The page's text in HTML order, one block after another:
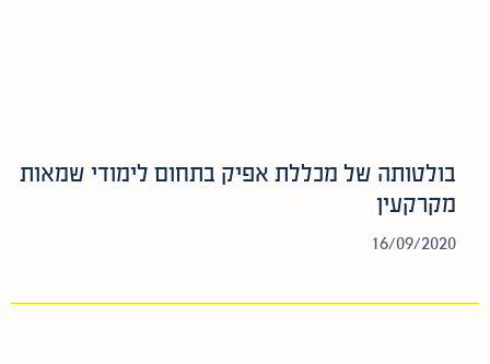
בולטותה של מכללת אפיק בתחום לימודי שמאות
מקרקעין
16/09/2020